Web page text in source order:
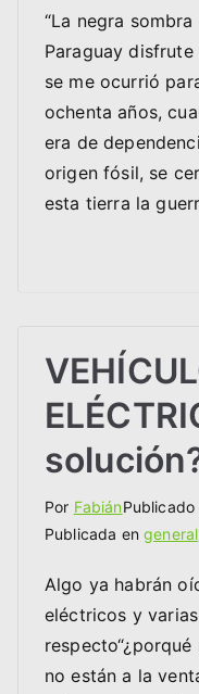
“La negra
Paraguay disfrute
se me ocurrió
ochenta años,
era de
origen fósil, se
esta tierra la
Por FabiánPublicado
Publicada engeneral
Algo ya habrán
eléctricos y
no están a la